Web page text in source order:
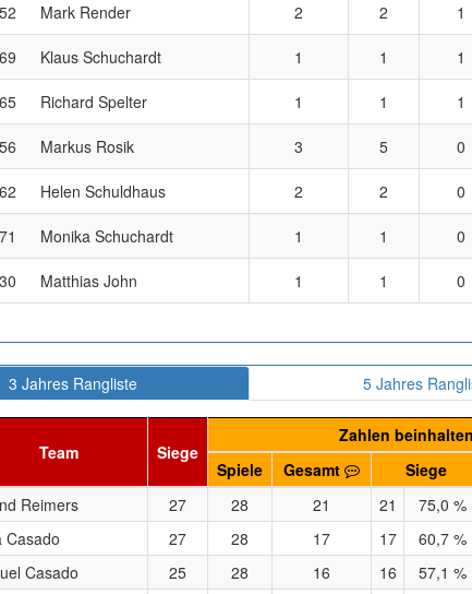
52 Mark Render 2 2 1
69 Klaus Schuchardt 1 1 1
65 Richard Spelter 1 1 1
56 Markus Rosik 3 5 0
62 Helen Schuldhaus 2 2 0
71 Monika Schuchardt 1 1 0
30 Matthias John 1 1 0
3 Jahres Rangliste 5 Jahres
Team Siege
Zahlen
Spiele
Gesamt Siege
Reimers
27 28 21 21 75,0 %
Casado
27 28 17 17 60,7 %
Casado
25 28 16 16 57,1 %